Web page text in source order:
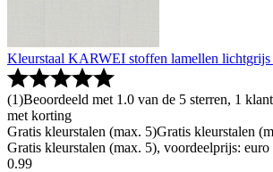
Kleurstaal KARWEI stoffen lamellen
(1)Beoordeeld met 1.0 van de 5 sterren, 1
met korting
Gratis kleurstalen (max. 5)Gratis kleurstalen
Gratis kleurstalen (max. 5), voordeelprijs:
0.99